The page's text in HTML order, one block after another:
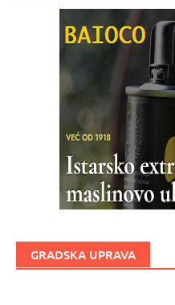
GRADSKA UPRAVA